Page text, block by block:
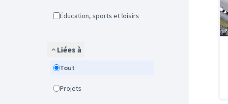
Éducation, sports et loisirs
Liées à
Tout
Projets